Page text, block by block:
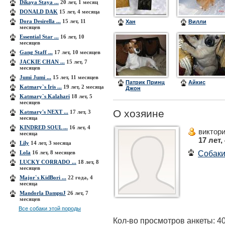
Dikaya Staya ... 20 лет, 1 месяц
DONALD DAK 15 лет, 4 месяца
Dora Desirella ... 15 лет, 11
месяцев
Essential Star ... 16 лет, 10
месяцев
Gang Staff ... 17 лет, 10 месяцев
JACKIE CHAN ... 15 лет, 7
месяцев
Jumi Jumi ... 15 лет, 11 месяцев
Katmary`s Iris ... 19 лет, 2 месяца
Katmary`s Kalahari 18 лет, 5
месяцев
Katmary's NEXT ... 17 лет, 3
месяца
KINDRED SOUL ... 16 лет, 4
месяца
Lily 14 лет, 3 месяца
Lola 16 лет, 8 месяцев
LUCKY CORRADO ... 18 лет, 8
месяцев
Major`s KidBori ... 22 года, 4
месяца
Mandorla DampuJ 26 лет, 7
месяцев
Все собаки этой породы
Хан Вилли
Патрик Принц
Джон
Айкис
О хозяине
17
Собаки
Кол-во просмотров анкеты: